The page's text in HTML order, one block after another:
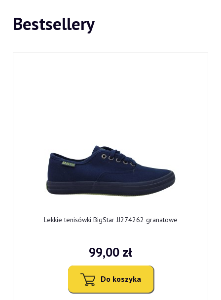
Bestsellery
Lekkie tenisówki BigStar JJ274262 granatowe
99,00 zł
Do koszyka